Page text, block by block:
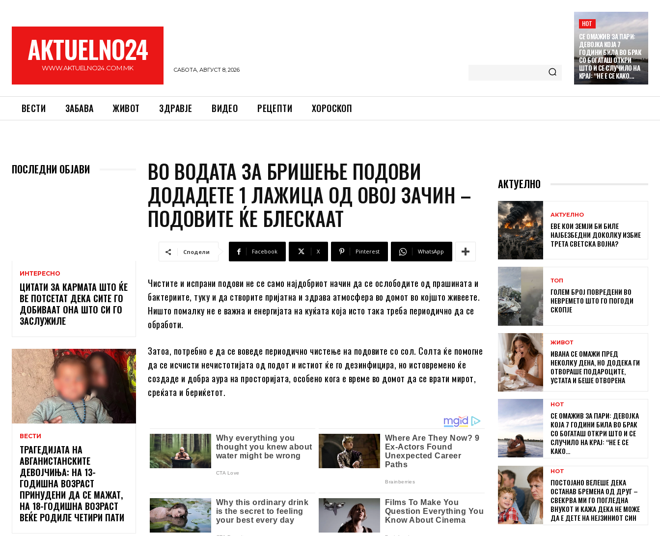
AKTUELNO24
WWW.AKTUELNO24.COM.MK САБОТА, АВГУСТ 8, 2026
HOT
СЕ ОМАЖИВ ЗА ПАРИ:
ДЕВОЈКА КОЈА 7
ГОДИНИ БИЛА ВО БРАК
СО БОГАТАШ ОТКРИ
ШТО И СЕ СЛУЧИЛО НА
КРАЈ: “НЕ Е СЕ КАКО...
ВЕСТИ ЗАБАВА ЖИВОТ ЗДРАВЈЕ ВИДЕО РЕЦЕПТИ ХОРОСКОП
ПОСЛЕДНИ ОБЈАВИ
ИНТЕРЕСНО
ЦИТАТИ ЗА КАРМАТА ШТО ЌЕ
ВЕ ПОТСЕТАТ ДЕКА СИТЕ ГО
ДОБИВААТ ОНА ШТО СИ ГО
ЗАСЛУЖИЛЕ
ВЕСТИ
ТРАГЕДИЈАТА НА
АВГАНИСТАНСКИТЕ
ДЕВОЈЧИЊА: НА 13-
ГОДИШНА ВОЗРАСТ
ПРИНУДЕНИ ДА СЕ МАЖАТ,
НА 18-ГОДИШНА ВОЗРАСТ
ВЕЌЕ РОДИЛЕ ЧЕТИРИ ПАТИ
ВО ВОДАТА ЗА БРИШЕЊЕ ПОДОВИ
ДОДАДЕТЕ 1 ЛАЖИЦА ОД ОВОЈ ЗАЧИН –
ПОДОВИТЕ ЌЕ БЛЕСКААТ
Сподели Facebook X Pinterest WhatsApp
Чистите и испрани подови не се само најдобриот начин да се ослободите од прашината и
бактериите, туку и да створите пријатна и здрава атмосфера во домот во којшто живеете.
Ништо помалку не е важна и енергијата на куќата која исто така треба периодично да се
обработи.
Затоа, потребно е да се воведе периодично чистење на подовите со сол. Солта ќе помогне
да се исчисти нечистотијата од подот и истиот ќе го дезинфицира, но истовремено ќе
создаде и добра аура на просторијата, особено кога е време во домот да се врати мирот,
среќата и бериќетот.
АКТУЕЛНО
АКТУЕЛНО
ЕВЕ КОИ ЗЕМЈИ БИ БИЛЕ
НАЈБЕЗБЕДНИ ДОКОЛКУ ИЗБИЕ
ТРЕТА СВЕТСКА ВОЈНА?
ТОП
ГОЛЕМ БРОЈ ПОВРЕДЕНИ ВО
НЕВРЕМЕТО ШТО ГО ПОГОДИ
СКОПЈЕ
ЖИВОТ
ИВАНА СЕ ОМАЖИ ПРЕД
НЕКОЛКУ ДЕНА, НО ДОДЕКА ГИ
ОТВОРАШЕ ПОДАРОЦИТЕ,
УСТАТА И БЕШЕ ОТВОРЕНА
HOT
СЕ ОМАЖИВ ЗА ПАРИ: ДЕВОЈКА
КОЈА 7 ГОДИНИ БИЛА ВО БРАК
СО БОГАТАШ ОТКРИ ШТО И СЕ
СЛУЧИЛО НА КРАЈ: “НЕ Е СЕ
КАКО...
HOT
ПОСТОЈАНО ВЕЛЕШЕ ДЕКА
ОСТАНАВ БРЕМЕНА ОД ДРУГ –
СВЕКРВА МИ ГО ПОГЛЕДНА
ВНУКОТ И КАЖА ДЕКА НЕ МОЖЕ
ДА Е ДЕТЕ НА НЕЈЗИНИОТ СИН